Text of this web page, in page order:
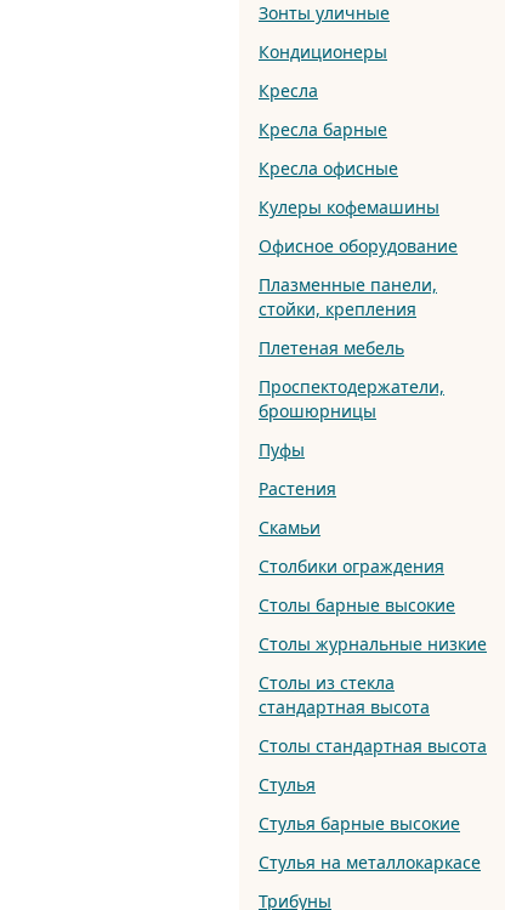
Зонты уличные
Кондиционеры
Кресла
Кресла барные
Кресла офисные
Кулеры кофемашины
Офисное оборудование
Плазменные панели,
стойки, крепления
Плетеная мебель
Проспектодержатели,
брошюрницы
Пуфы
Растения
Скамьи
Столбики ограждения
Столы барные высокие
Столы журнальные низкие
Столы из стекла
стандартная высота
Столы стандартная высота
Стулья
Стулья барные высокие
Стулья на металлокаркасе
Трибуны